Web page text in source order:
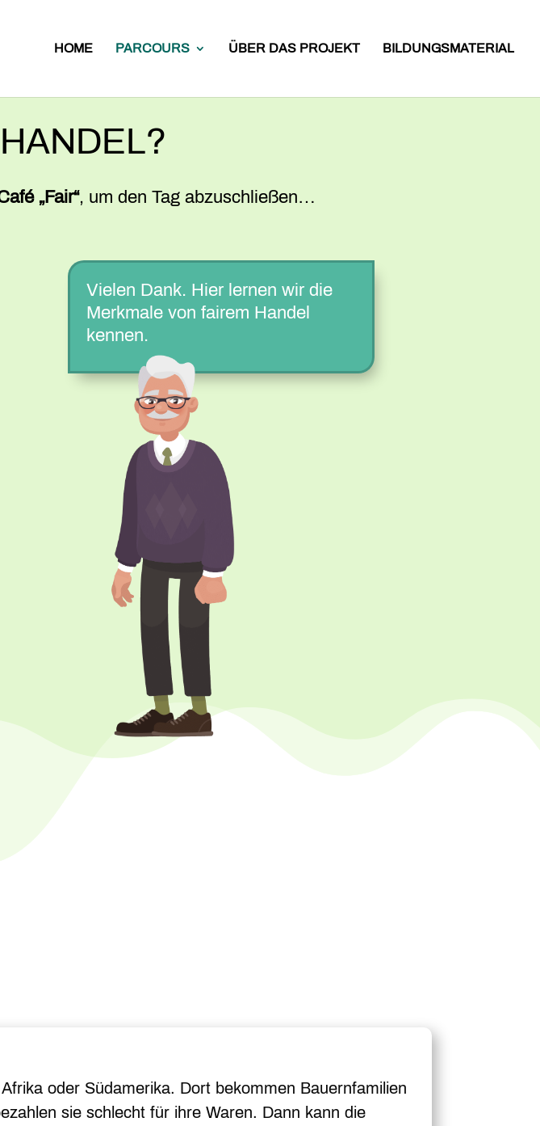
HOME PARCOURS ÜBER DAS PROJEKT BILDUNGSMATERIAL
„Fair“, um den Tag abzuschließen…
Vielen Dank. Hier lernen wir die
Merkmale von fairem Handel
kennen.
oder Südamerika. Dort bekommen Bauernfamilien
sie schlecht für ihre Waren. Dann kann die